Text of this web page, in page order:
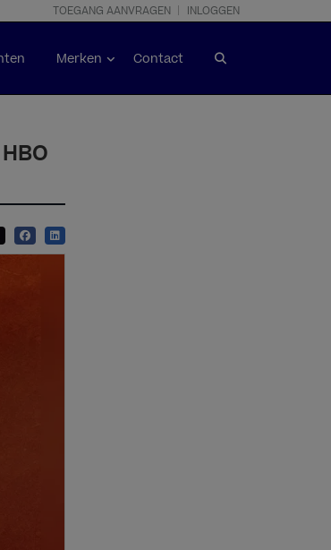
TOEGANG AANVRAGEN INLOGGEN
Merken Contact